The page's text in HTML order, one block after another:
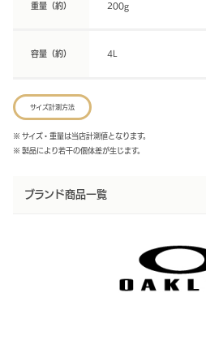
重量（約） 200g
容量（約） 4L
サイズ計測方法
※ サイズ・重量は当店計測値となります。
※ 製品により若干の個体差が生じます。
ブランド商品一覧